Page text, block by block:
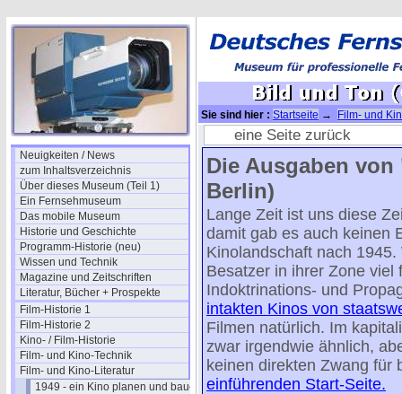
Neuigkeiten / News
zum Inhaltsverzeichnis
Über dieses Museum (Teil 1)
Ein Fernsehmuseum
Das mobile Museum
Historie und Geschichte
Programm-Historie (neu)
Wissen und Technik
Magazine und Zeitschriften
Literatur, Bücher + Prospekte
Film-Historie 1
Film-Historie 2
Kino- / Film-Historie
Film- und Kino-Technik
Film- und Kino-Literatur
1949 - ein Kino planen und bauen
Sie sind hier : Startseite →
Film- und
1949/12eine Seite zurück
Die Ausgaben
Berlin)
Lange Zeit ist uns diese
damit gab es auch keinen
Kinolandschaft nach
Besatzer in ihrer Zone viel
Indoktrinations- und
intakten Kinos von
Filmen natürlich. Im
zwar irgendwie ähnlich,
keinen direkten Zwang für
einführenden Start-Seite.